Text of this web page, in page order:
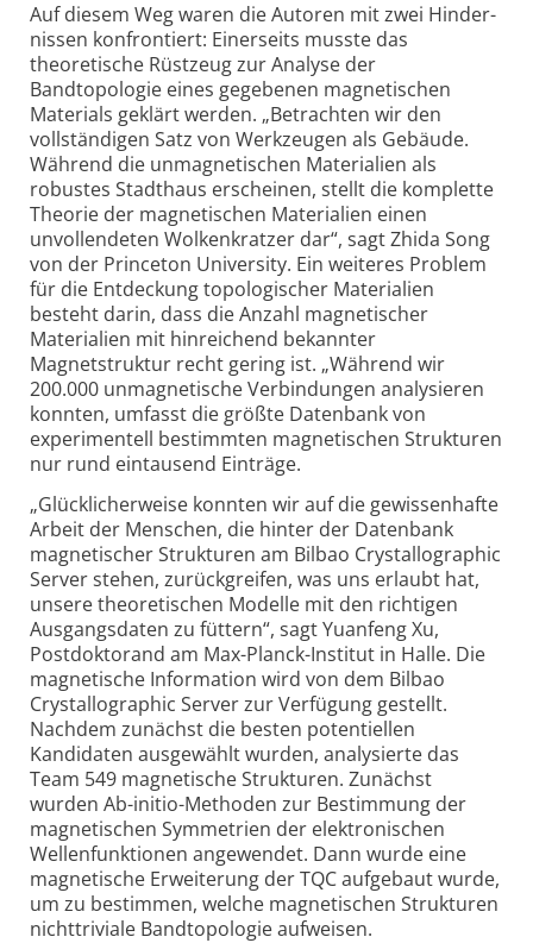
Auf diesem Weg waren die Autoren mit zwei Hinder­
nissen konfrontiert: Einerseits musste das
theoretische Rüstzeug zur Analyse der
Bandtopologie eines gegebenen magnetischen
Materials geklärt werden. „Betrachten wir den
vollständigen Satz von Werkzeugen als Gebäude.
Während die unmagne­tischen Materialien als
robustes Stadthaus erscheinen, stellt die komplette
Theorie der magnetischen Materialien einen
unvollendeten Wolken­kratzer dar“, sagt Zhida Song
von der Princeton University. Ein weiteres Problem
für die Entdeckung topo­logischer Materialien
besteht darin, dass die Anzahl magnetischer
Materialien mit hinreichend bekannter
Magnetstruktur recht gering ist. „Während wir
200.000 unmagne­tische Verbindungen analysieren
konnten, umfasst die größte Datenbank von
experimentell bestimmten magnetischen Strukturen
nur rund eintausend Einträge.
„Glücklicherweise konnten wir auf die gewissenhafte
Arbeit der Menschen, die hinter der Datenbank
magnetischer Strukturen am Bilbao Crystallo­graphic
Server stehen, zurückgreifen, was uns erlaubt hat,
unsere theo­retischen Modelle mit den richtigen
Ausgangsdaten zu füttern“, sagt Yuanfeng Xu,
Postdoktorand am Max-Planck-Institut in Halle. Die
magnetische Information wird von dem Bilbao
Crystallo­graphic Server zur Verfügung gestellt.
Nachdem zunächst die besten potentiellen
Kandidaten ausgewählt wurden, analysierte das
Team 549 magnetische Strukturen. Zunächst
wurden Ab-initio-Methoden zur Bestimmung der
magnetischen Symmetrien der elektronischen
Wellen­funktionen angewendet. Dann wurde eine
magnetische Erweiterung der TQC aufgebaut wurde,
um zu bestimmen, welche magnetischen Strukturen
nicht­triviale Bandtopologie aufweisen.